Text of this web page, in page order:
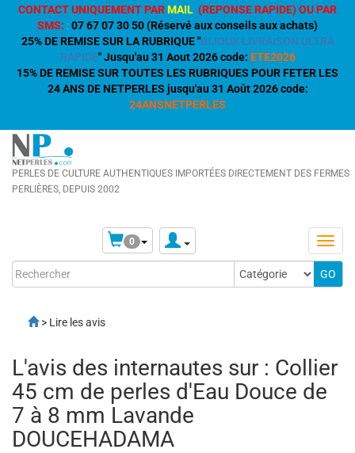
CONTACT UNIQUEMENT PARMAIL (REPONSE RAPIDE) OU PAR
SMS: :07 67 07 30 50 (Réservé aux conseils aux achats)
25% DE REMISE SUR LA RUBRIQUE "BIJOUX LIVRAISON ULTRA
RAPIDE" Jusqu'au 31 Aout 2026 code: ETE2026
15% DE REMISE SUR TOUTES LES RUBRIQUES POUR FETER LES
24 ANS DE NETPERLES jusqu'au 31 Août 2026 code:
24ANSNETPERLES
PERLES DE CULTURE AUTHENTIQUES IMPORTÉES DIRECTEMENT DES FERMES
PERLIÈRES, DEPUIS 2002
0
> Lire les avis
L'avis des internautes sur : Collier
45 cm de perles d'Eau Douce de
7 à 8 mm Lavande
DOUCEHADAMA